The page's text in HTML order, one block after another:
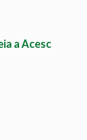
a Acesc